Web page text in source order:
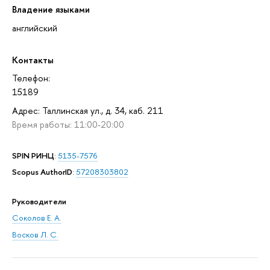
Владение языками
английский
Контакты
Телефон:
15189
Адрес: Таллинская ул., д. 34, каб. 211
Время работы: 11:00-20:00
SPIN РИНЦ: 5135-7576
Scopus AuthorID: 57208303802
Руководители
Соколов Е. А.
Восков Л. С.